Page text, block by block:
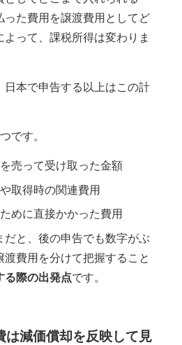
った費用を譲渡費用としてど
よって、課税所得は変わりま
日本で申告する以上はこの計
です。
を売って受け取った金額
取得時の関連費用
ために直接かかった費用
だと、後の申告でも数字がぶ
費用を分けて把握すること
る際の出発点です。
は減価償却を反映して見